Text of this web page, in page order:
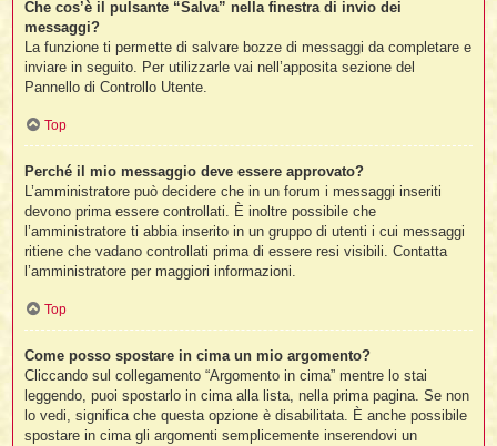
Che cos’è il pulsante “Salva” nella finestra di invio dei
messaggi?
La funzione ti permette di salvare bozze di messaggi da completare e
inviare in seguito. Per utilizzarle vai nell’apposita sezione del
Pannello di Controllo Utente.
Top
Perché il mio messaggio deve essere approvato?
L’amministratore può decidere che in un forum i messaggi inseriti
devono prima essere controllati. È inoltre possibile che
l’amministratore ti abbia inserito in un gruppo di utenti i cui messaggi
ritiene che vadano controllati prima di essere resi visibili. Contatta
l’amministratore per maggiori informazioni.
Top
Come posso spostare in cima un mio argomento?
Cliccando sul collegamento “Argomento in cima” mentre lo stai
leggendo, puoi spostarlo in cima alla lista, nella prima pagina. Se non
lo vedi, significa che questa opzione è disabilitata. È anche possibile
spostare in cima gli argomenti semplicemente inserendovi un